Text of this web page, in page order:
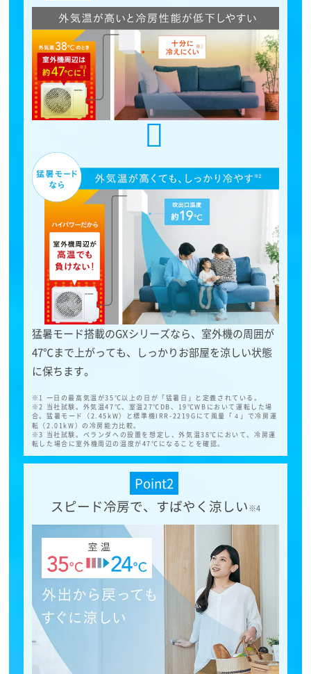
猛暑モード搭載のGXシリーズなら、室外機の周囲が
47℃まで上がっても、しっかりお部屋を涼しい状態
に保ちます。
※1 一日の最高気温が35℃以上の日が「猛暑日」と定義されている。
※2 当社試験。外気温47℃、室温27℃DB、19℃WBにおいて運転した場
合。猛暑モード（2.45kW）と標準機IRR-2219Gにて風量「４」で冷房運
転（2.01kW）の冷房能力比較。
※3 当社試験。ベランダへの設置を想定し、外気温38℃において、冷房運
転した場合に室外機周辺の温度が47℃になることを確認。
Point2
スピード冷房で、すばやく涼しい※4